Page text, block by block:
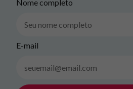
Nome completo
E-mail